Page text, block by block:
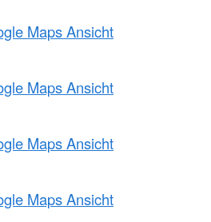
Maps Ansicht
Maps Ansicht
Maps Ansicht
Maps Ansicht